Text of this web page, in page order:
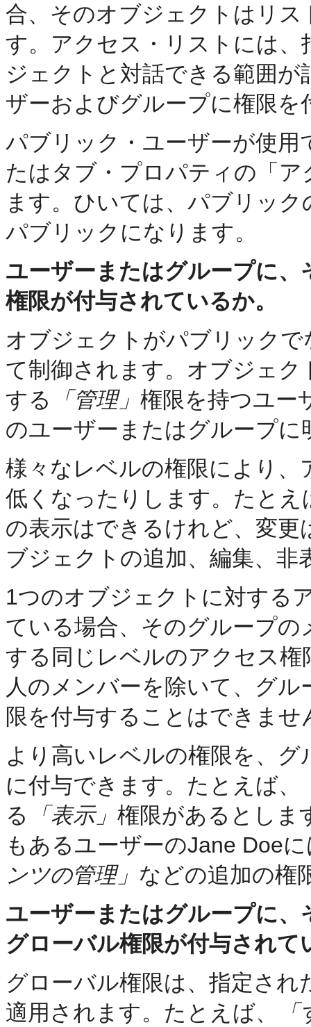
合、そのオブジェクトはリ
す。アクセス・リストには
ジェクトと対話できる範囲
ザーおよびグループに権限
パブリック・ユーザーが使
たはタブ・プロパティの「
ます。ひいては、パブリッ
パブリックになります。
ユーザーまたはグループに
権限が付与されているか。
オブジェクトがパブリック
て制御されます。オブジェ
する
「管理」 権限を持つユー
のユーザーまたはグループ
様々なレベルの権限により
低くなったりします。たと
の表示はできるけれど、変
ブジェクトの追加、編集、
1つのオブジェクトに対する
ている場合、そのグループ
する同じレベルのアクセス
人のメンバーを除いて、グ
限を付与することはできませ
より高いレベルの権限を、
に付与できます。たとえば、
る
「表示」 権限があるとしま
もあるユーザーのJane Doe
ンツの管理」 などの追加の権
ユーザーまたはグループに
グローバル権限が付与されて
グローバル権限は、指定さ
適用されます。たとえば、